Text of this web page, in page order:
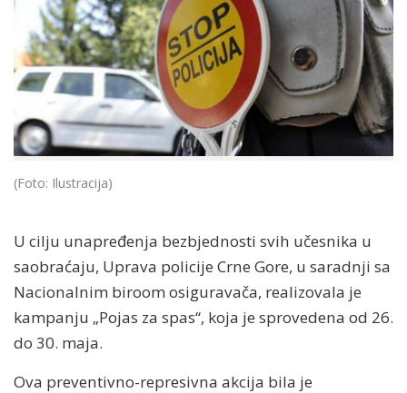
(Foto: Ilustracija)
U cilju unapređenja bezbjednosti svih učesnika u
saobraćaju, Uprava policije Crne Gore, u saradnji sa
Nacionalnim biroom osiguravača, realizovala je
kampanju „Pojas za spas“, koja je sprovedena od 26.
do 30. maja.
Ova preventivno-represivna akcija bila je